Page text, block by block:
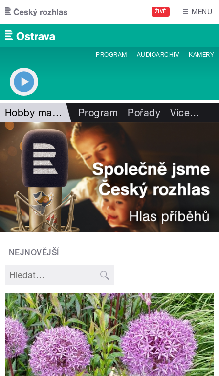
Přejít k hlavnímu obsahu
ŽIVĚ MENU
PROGRAM AUDIOARCHIV KAMERY
Hobby magazín Program Pořady Více…
NEJNOVĚJŠÍ